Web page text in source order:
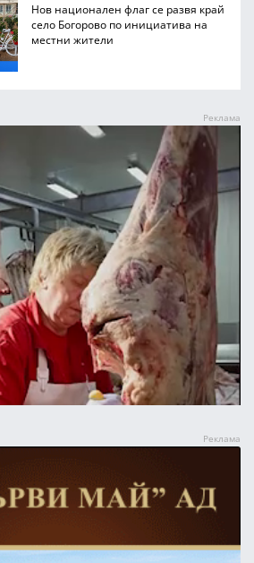
Нов национален флаг се развя край
село Богорово по инициатива на
местни жители